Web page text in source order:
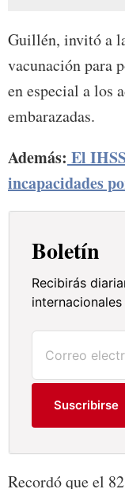
Guillén, invitó a
vacunación para
en especial a los
embarazadas.
Además: El
incapacidades
Boletín
Recibirás
Suscribirse
Recordó que el